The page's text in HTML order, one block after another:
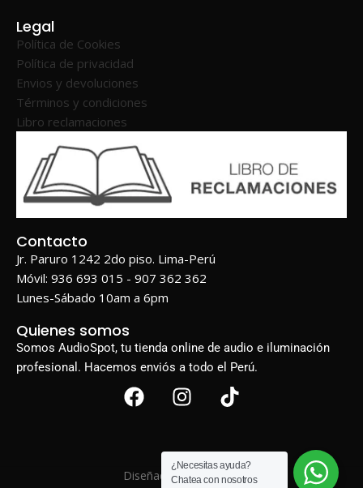
Legal
Política de Cookies
Política de privacidad
Envios y devoluciones
Términos y condiciones
Libro reclamaciones
Contacto
Jr. Paruro 1242 2do piso. Lima-Perú
Móvil: 936 693 015 - 907 362 362
Lunes-Sábado 10am a 6pm
Quienes somos
Somos AudioSpot, tu tienda online de audio e iluminación
profesional. Hacemos enviós a todo el Perú.
Diseñado porBIGWEB
¿Necesitas ayuda?
Chatea con nosotros